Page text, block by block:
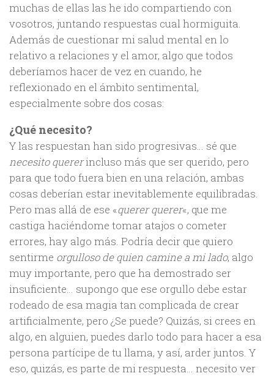
muchas de ellas las he ido compartiendo con
vosotros, juntando respuestas cual hormiguita.
Además de cuestionar mi salud mental en lo
relativo a relaciones y el amor, algo que todos
deberíamos hacer de vez en cuando, he
reflexionado en el ámbito sentimental,
especialmente sobre dos cosas:
¿Qué necesito?
Y las respuestan han sido progresivas… sé que
necesito quererincluso más que ser querido, pero
para que todo fuera bien en una relación, ambas
cosas deberían estar inevitablemente equilibradas.
Pero mas allá de ese «querer querer«, que me
castiga haciéndome tomar atajos o cometer
errores, hay algo más. Podría decir que quiero
sentirme orgulloso de quien camine a mi lado, algo
muy importante, pero que ha demostrado ser
insuficiente… supongo que ese orgullo debe estar
rodeado de esa magia tan complicada de crear
artificialmente, pero ¿Se puede? Quizás, si crees en
algo, en alguien, puedes darlo todo para hacer a esa
persona partícipe de tu llama, y así, arder juntos. Y
eso, quizás, es parte de mi respuesta… necesito ver